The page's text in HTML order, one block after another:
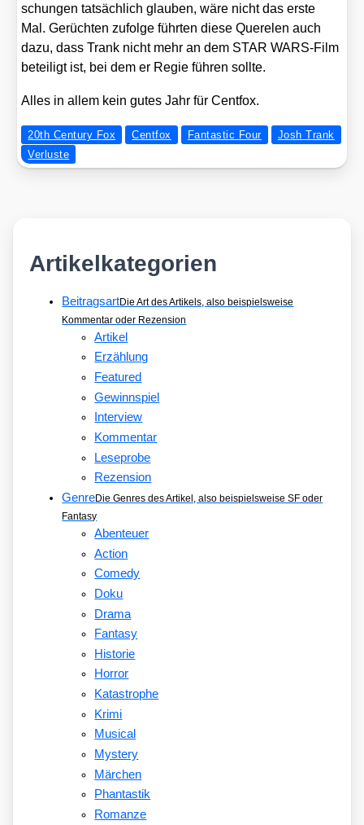
schun­gen tat­säch­lich glau­ben, wäre nicht das ers­te
Mal. Gerüch­ten zufol­ge führ­ten die­se Que­re­len auch
dazu, dass Trank nicht mehr an dem STAR WARS-Film
betei­ligt ist, bei dem er Regie füh­ren soll­te.
Alles in allem kein gutes Jahr für Cent­fox.
20th Century Fox Centfox Fantastic Four
Josh Trank
Verluste
Artikelkategorien
BeitragsartDie Art des Artikels, also beispielsweise
Kommentar oder Rezension
Artikel
Erzählung
Featured
Gewinnspiel
Interview
Kommentar
Leseprobe
Rezension
GenreDie Genres des Artikel, also beispielsweise SF oder
Fantasy
Abenteuer
Action
Comedy
Doku
Drama
Fantasy
Historie
Horror
Katastrophe
Krimi
Musical
Mystery
Märchen
Phantastik
Romanze